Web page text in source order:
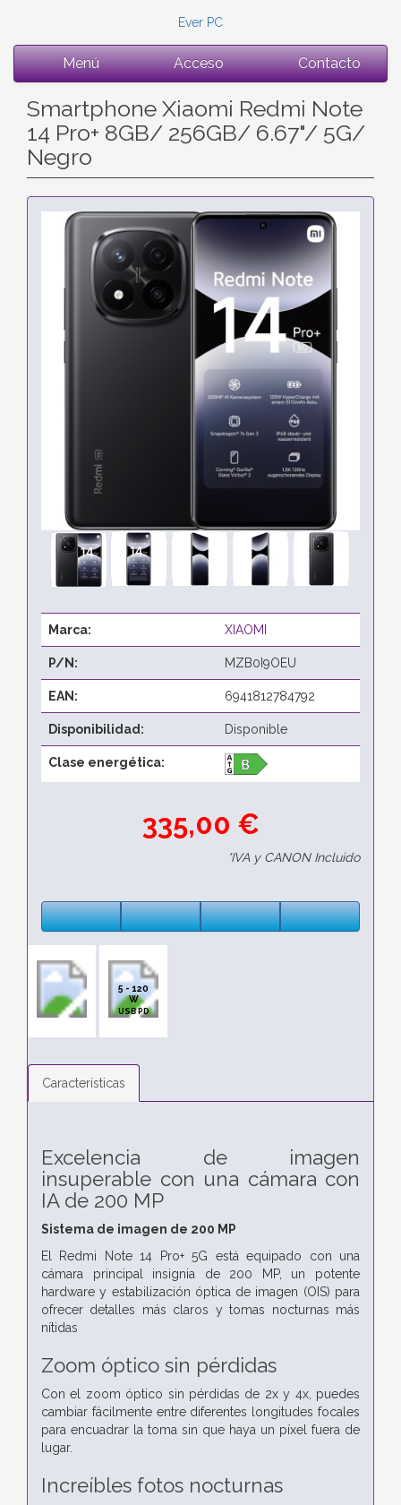
Ever PC
Menú Acceso Contacto
Smartphone Xiaomi Redmi Note
14 Pro+ 8GB/ 256GB/ 6.67"/ 5G/
Negro
Marca: XIAOMI
P/N: MZB0I9OEU
EAN: 6941812784792
Disponibilidad: Disponible
Clase energética:
335,00 €
*IVA y CANON Incluido
5 - 120
W
USB PD
Características
Excelencia de imagen
insuperable con una cámara con
IA de 200 MP
Sistema de imagen de 200 MP
El Redmi Note 14 Pro+ 5G está equipado con una
cámara principal insignia de 200 MP, un potente
hardware y estabilización óptica de imagen (OIS) para
ofrecer detalles más claros y tomas nocturnas más
nítidas
Zoom óptico sin pérdidas
Con el zoom óptico sin pérdidas de 2x y 4x, puedes
cambiar fácilmente entre diferentes longitudes focales
para encuadrar la toma sin que haya un píxel fuera de
lugar.
Increíbles fotos nocturnas